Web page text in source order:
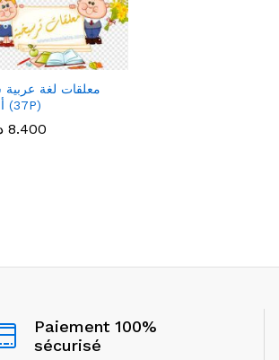
معلقات لغة عربية
أولى (37P)
8.400
8.400
Paiement 100%
sécurisé